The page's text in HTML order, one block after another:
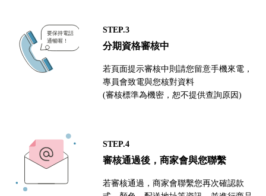
STEP.3
分期資格審核中
若頁面提示審核中則請您留意手機來電，
專員會致電與您核對資料
(審核標準為機密，恕不提供查詢原因)
STEP.4
審核通過後，商家會與您聯繫
若審核通過，商家會聯繫您再次確認款